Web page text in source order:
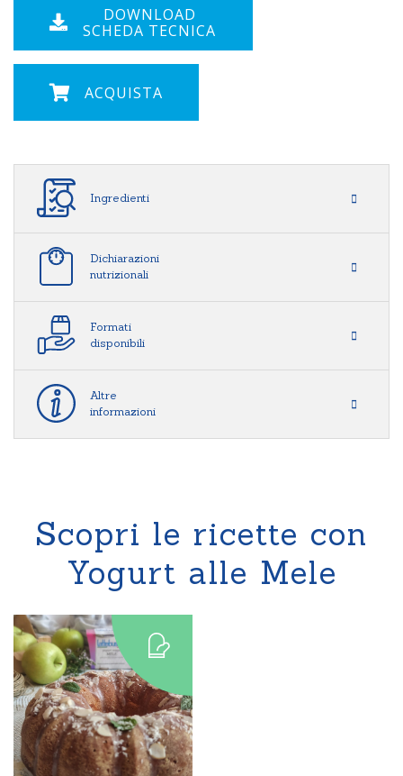
DOWNLOAD
SCHEDA TECNICA
ACQUISTA
Ingredienti
Dichiarazioni
nutrizionali
Formati
disponibili
Altre
informazioni
Scopri le ricette con
Yogurt alle Mele